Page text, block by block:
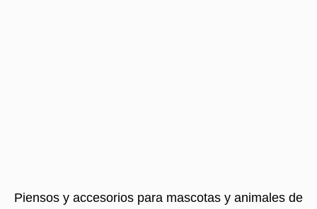
Piensos y accesorios para mascotas y animales de